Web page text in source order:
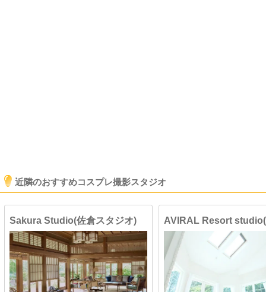
近隣のおすすめコスプレ撮影スタジオ
Sakura Studio(佐倉スタジオ)